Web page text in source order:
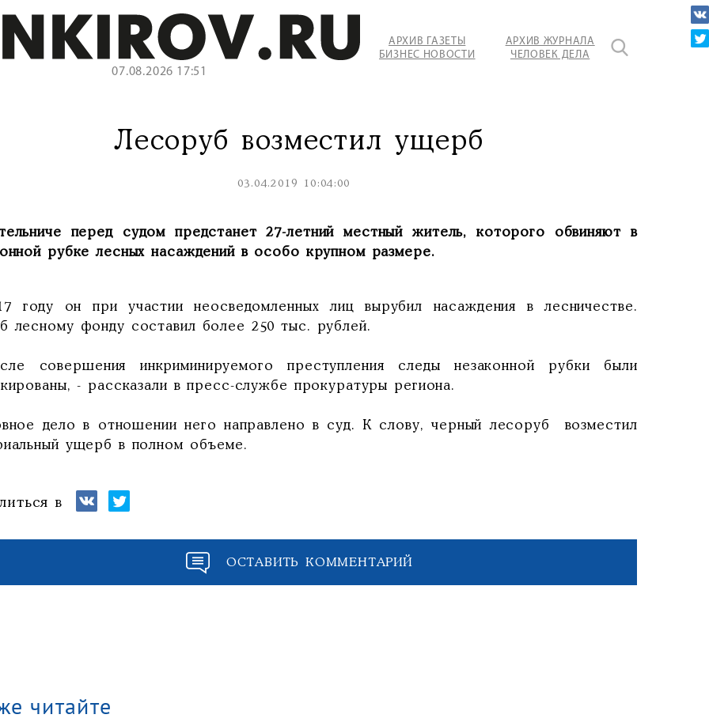
07.08.2026 17:51
АРХИВ ГАЗЕТЫ
БИЗНЕС НОВОСТИ
АРХИВ ЖУРНАЛА
ЧЕЛОВЕК ДЕЛА
Лесоруб возместил ущерб
03.04.2019 10:04:00
перед судом предстанет 27-летний местный житель, которого обвиняют в
рубке лесных насаждений в особо крупном размере.
году он при участии неосведомленных лиц вырубил насаждения в лесничестве.
лесному фонду составил более 250 тыс. рублей.
совершения инкриминируемого преступления следы незаконной рубки были
- рассказали в пресс-службе прокуратуры региона.
дело в отношении него направлено в суд. К слову, черный лесоруб возместил
ущерб в полном объеме.
в
ОСТАВИТЬ КОММЕНТАРИЙ
читайте